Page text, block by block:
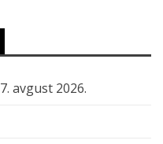
7. avgust 2026.